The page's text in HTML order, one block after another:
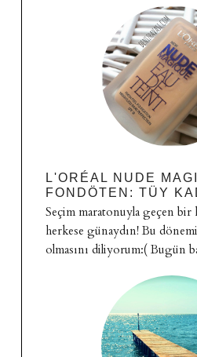
L'ORÉAL NUDE
FONDÖTEN: TÜY
Seçim maratonuyla geçen bir
herkese günaydın! Bu
olmasını diliyorum:( Bugün